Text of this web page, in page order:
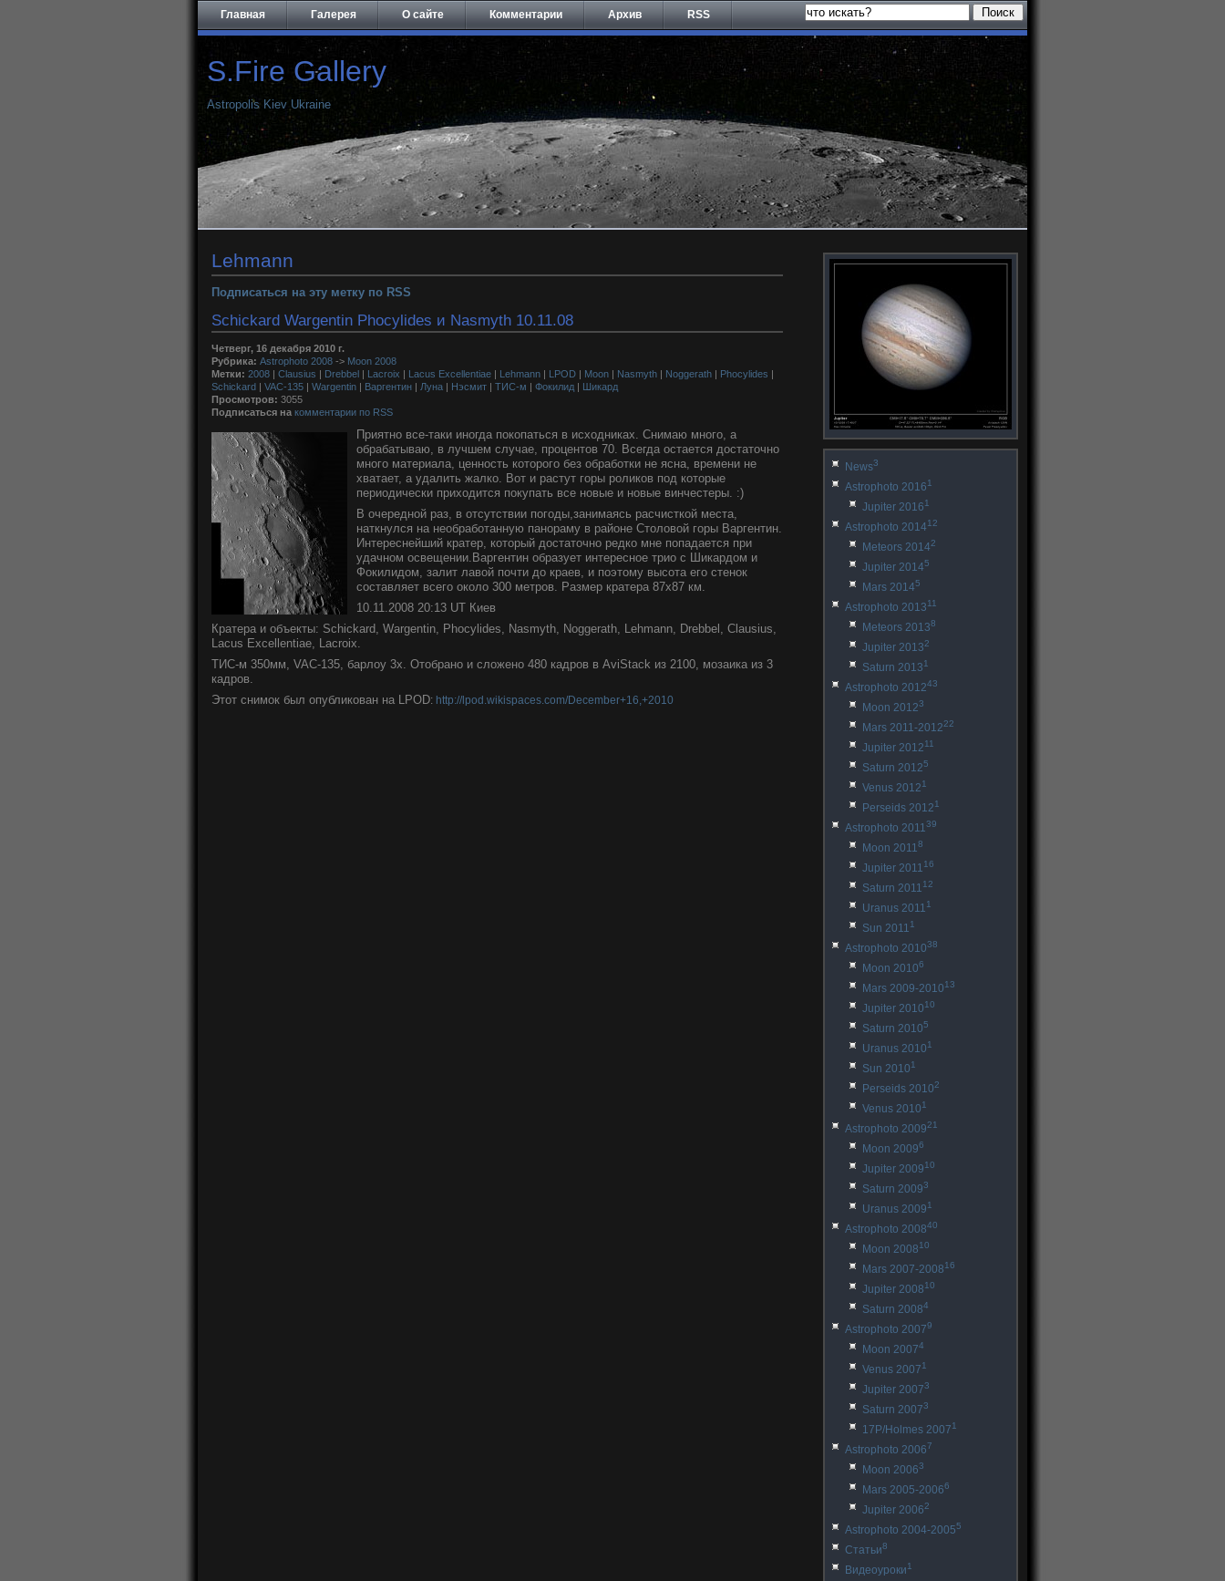
Главная Галерея О сайте Комментарии Архив RSS
S.Fire Gallery
Astropolis Kiev Ukraine
Lehmann
Подписаться на эту метку по RSS
Schickard Wargentin Phocylides и Nasmyth 10.11.08
Четверг, 16 декабря 2010 г.
Рубрика: Astrophoto 2008 -> Moon 2008
Метки: 2008 | Clausius | Drebbel | Lacroix | Lacus Excellentiae | Lehmann | LPOD | Moon | Nasmyth | Noggerath | Phocylides |
Schickard | VAC-135 | Wargentin | Варгентин | Луна | Нэсмит | ТИС-м | Фокилид | Шикард
Просмотров: 3055
Подписаться на комментарии по RSS
Приятно все-таки иногда покопаться в исходниках. Снимаю много, а
обрабатываю, в лучшем случае, процентов 70. Всегда остается достаточно
много материала, ценность которого без обработки не ясна, времени не
хватает, а удалить жалко. Вот и растут горы роликов под которые
периодически приходится покупать все новые и новые винчестеры. :)
В очередной раз, в отсутствии погоды,занимаясь расчисткой места,
наткнулся на необработанную панораму в районе Столовой горы Варгентин.
Интереснейший кратер, который достаточно редко мне попадается при
удачном освещении.Варгентин образует интересное трио с Шикардом и
Фокилидом, залит лавой почти до краев, и поэтому высота его стенок
составляет всего около 300 метров. Размер кратера 87х87 км.
10.11.2008 20:13 UT Киев
Кратера и объекты: Schickard, Wargentin, Phocylides, Nasmyth, Noggerath, Lehmann, Drebbel, Clausius,
Lacus Excellentiae, Lacroix.
ТИС-м 350мм, VAC-135, барлоу 3x. Отобрано и сложено 480 кадров в AviStack из 2100, мозаика из 3
кадров.
Этот снимок был опубликован на LPOD: http://lpod.wikispaces.com/December+16,+2010
News3
Astrophoto 20161
Jupiter 20161
Astrophoto 201412
Meteors 20142
Jupiter 20145
Mars 20145
Astrophoto 201311
Meteors 20138
Jupiter 20132
Saturn 20131
Astrophoto 201243
Moon 20123
Mars 2011-201222
Jupiter 201211
Saturn 20125
Venus 20121
Perseids 20121
Astrophoto 201139
Moon 20118
Jupiter 201116
Saturn 201112
Uranus 20111
Sun 20111
Astrophoto 201038
Moon 20106
Mars 2009-201013
Jupiter 201010
Saturn 20105
Uranus 20101
Sun 20101
Perseids 20102
Venus 20101
Astrophoto 200921
Moon 20096
Jupiter 200910
Saturn 20093
Uranus 20091
Astrophoto 200840
Moon 200810
Mars 2007-200816
Jupiter 200810
Saturn 20084
Astrophoto 20079
Moon 20074
Venus 20071
Jupiter 20073
Saturn 20073
17P/Holmes 20071
Astrophoto 20067
Moon 20063
Mars 2005-20066
Jupiter 20062
Astrophoto 2004-20055
Статьи8
Видеоуроки1